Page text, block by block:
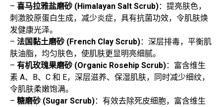
– 喜马拉雅盐磨砂 (Himalayan Salt Scrub)：提亮肤色，
刺激胶原蛋白生成，减少炎症，具有抗菌功效，令肌肤焕
发健康光泽。
– 法国黏土磨砂 (French Clay Scrub)：深层排毒，平衡肌
肤油脂，均匀肤色，使肌肤更显明亮细腻。
– 有机玫瑰果磨砂 (Organic Rosehip Scrub)：富含维生
素 A、B、C 和 E，深层滋养、保湿肌肤，同时减少细纹，
令肌肤柔嫩饱满。
– 糖磨砂 (Sugar Scrub)：有效去除死皮细胞，富含维生